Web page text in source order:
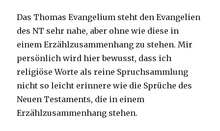
Das Thomas Evangelium steht den Evangelien
des NT sehr nahe, aber ohne wie diese in
einem Erzählzusammenhang zu stehen. Mir
persönlich wird hier bewusst, dass ich
religiöse Worte als reine Spruchsammlung
nicht so leicht erinnere wie die Sprüche des
Neuen Testaments, die in einem
Erzählzusammenhang stehen.